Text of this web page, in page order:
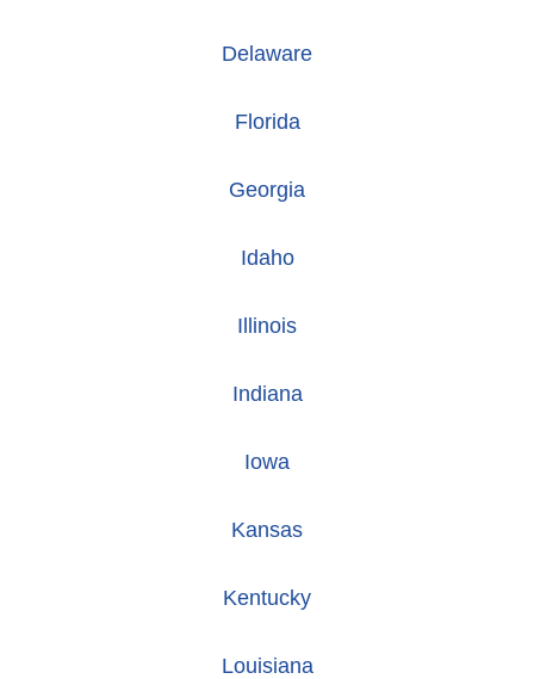
Delaware
Florida
Georgia
Idaho
Illinois
Indiana
Iowa
Kansas
Kentucky
Louisiana